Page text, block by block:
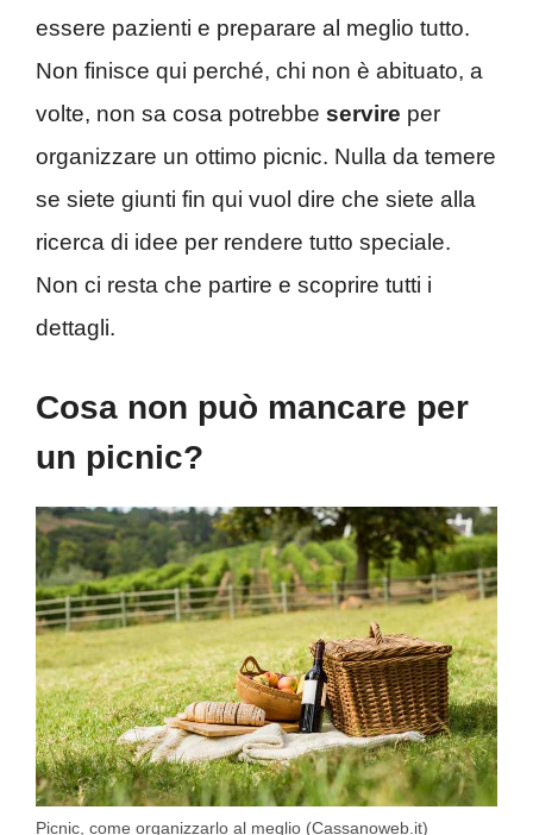
essere pazienti e preparare al meglio tutto.
Non finisce qui perché, chi non è abituato, a
volte, non sa cosa potrebbe servire per
organizzare un ottimo picnic. Nulla da temere
se siete giunti fin qui vuol dire che siete alla
ricerca di idee per rendere tutto speciale.
Non ci resta che partire e scoprire tutti i
dettagli.
Cosa non può mancare per
un picnic?
Picnic, come organizzarlo al meglio (Cassanoweb.it)